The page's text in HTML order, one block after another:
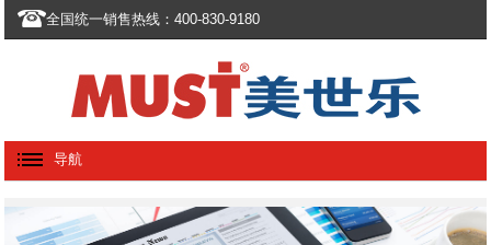
全国统一销售热线：400-830-9180
导航